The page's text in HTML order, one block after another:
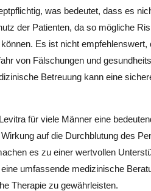
was bedeutet, dass es
der Patienten, da so mögliche
Es ist nicht
von Fälschungen und
Betreuung kann eine
für viele Männer eine
auf die Durchblutung des
es zu einer wertvollen
umfassende medizinische
Therapie zu gewährleisten.